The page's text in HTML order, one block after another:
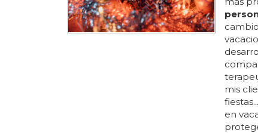
mis
en